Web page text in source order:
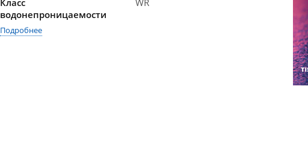
Класс
водонепроницаемости
WR
Подробнее